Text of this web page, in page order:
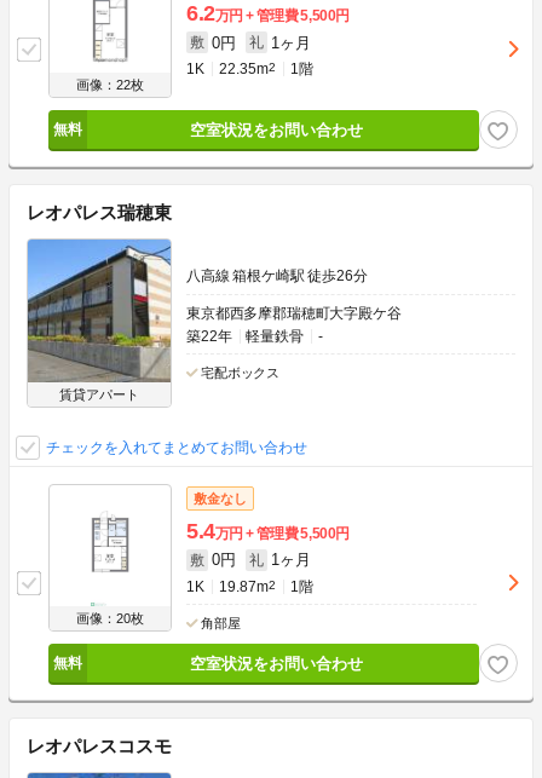
画像：22枚
6.2万円 管理費5,500円
敷 0円 礼 1ヶ月
1K 22.35m2 1階
空室状況をお問い合わせ
レオパレス瑞穂東
賃貸アパート
八高線 箱根ケ崎駅 徒歩26分
東京都西多摩郡瑞穂町大字殿ケ谷
築22年
軽量鉄骨 -
宅配ボックス
チェックを入れてまとめてお問い合わせ
画像：20枚
敷金なし
5.4万円 管理費5,500円
敷 0円 礼 1ヶ月
1K 19.87m2 1階
角部屋
空室状況をお問い合わせ
レオパレスコスモ